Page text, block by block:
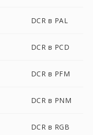
DCR в PAL
DCR в PCD
DCR в PFM
DCR в PNM
DCR в RGB